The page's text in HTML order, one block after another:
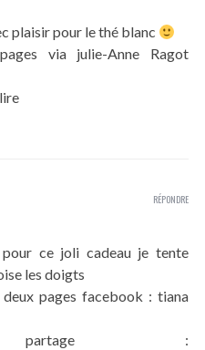
plaisir pour le thé blanc
via julie-Anne Ragot
ce joli cadeau je tente
les doigts
pages facebook : tiana
:
RÉPONDRE